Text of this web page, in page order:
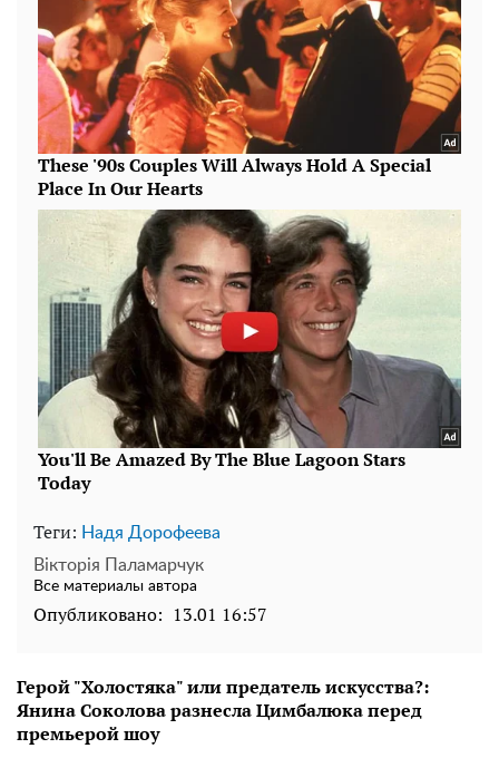
Теги: Надя Дорофеева
Вікторія Паламарчук
Все материалы автора
Опубликовано: 13.01 16:57
Герой "Холостяка" или предатель искусства?:
Янина Соколова разнесла Цимбалюка перед
премьерой шоу